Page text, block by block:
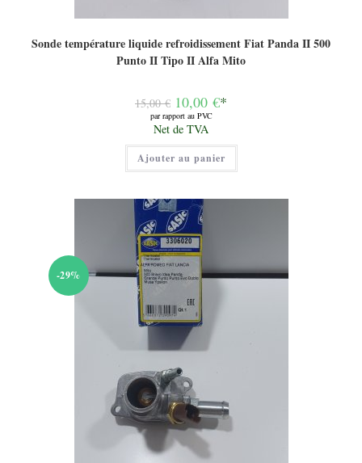
Sonde température liquide refroidissement Fiat Panda II 500
Punto II Tipo II Alfa Mito
15,00€ Le
prix
initial
était :
15,00 €.
10,00 €*
par rapport au PVC
Le
prix
actuel
est :
10,00 €.
Net de TVA
Ajouter au panier
-29%